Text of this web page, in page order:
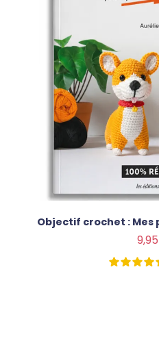
Objectif crochet :